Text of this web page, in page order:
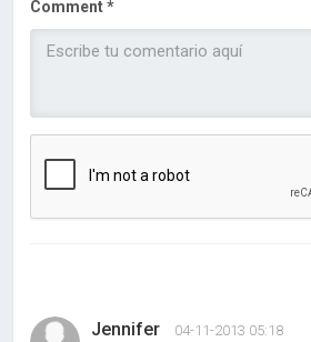
Comment *
Jennifer 04-11-2013 05:18